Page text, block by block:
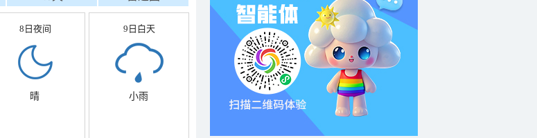
8日夜间
晴
9日白天
小雨